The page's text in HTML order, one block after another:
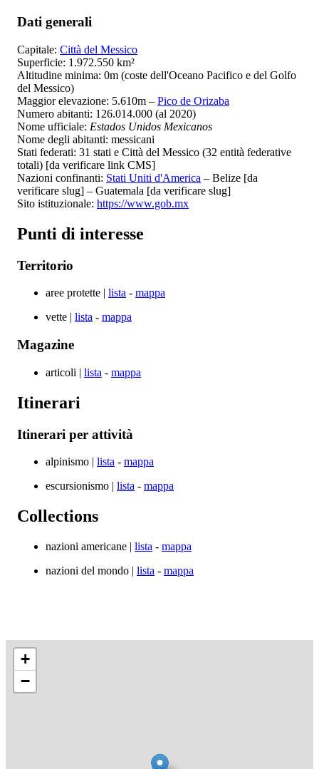
Dati generali
Capitale: Città del Messico
Superficie: 1.972.550 km²
Altitudine minima: 0m (coste dell'Oceano Pacifico e del Golfo
del Messico)
Maggior elevazione: 5.610m – Pico de Orizaba
Numero abitanti: 126.014.000 (al 2020)
Nome ufficiale: Estados Unidos Mexicanos
Nome degli abitanti: messicani
Stati federati: 31 stati e Città del Messico (32 entità federative
totali) [da verificare link CMS]
Nazioni confinanti: Stati Uniti d'America – Belize [da
verificare slug] – Guatemala [da verificare slug]
Sito istituzionale: https://www.gob.mx
Punti di interesse
Territorio
aree protette | lista - mappa
vette | lista - mappa
Magazine
articoli | lista - mappa
Itinerari
Itinerari per attività
alpinismo | lista - mappa
escursionismo | lista - mappa
Collections
nazioni americane | lista - mappa
nazioni del mondo | lista - mappa
+
−